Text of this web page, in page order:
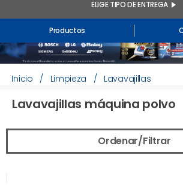
Pedidos online
Mis productos comprados en tienda
Listas
INFORMACIÓN GENERAL
Productos
ELIGE TIPO DE ENTREGA
Inicio / Limpieza / Lavavajillas
Lavavajillas máquina polvo
Ordenar/Filtrar